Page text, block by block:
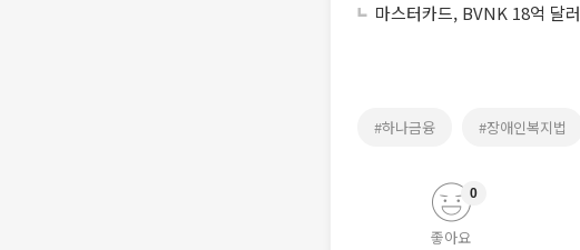
마스터카드, BVNK 18억 달
#하나금융 #장애인복지법
좋아요
0